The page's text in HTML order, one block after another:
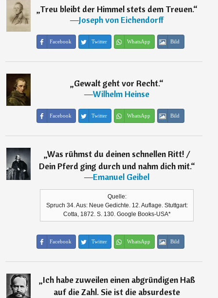
„Treu bleibt der Himmel stets dem Treuen.“
―Joseph von Eichendorff
Facebook Twitter WhatsApp Bild
„Gewalt geht vor Recht.“
―Wilhelm Heinse
Facebook Twitter WhatsApp Bild
„Was rühmst du deinen schnellen Ritt! /
Dein Pferd ging durch und nahm dich mit.“
―Emanuel Geibel
Quelle:
Spruch 34. Aus: Neue Gedichte. 12. Auflage. Stuttgart:
Cotta, 1872. S. 130. Google Books-USA*
Facebook Twitter WhatsApp Bild
„Ich habe zuweilen einen abgründigen Haß
auf die Zahl. Sie ist die absurdeste